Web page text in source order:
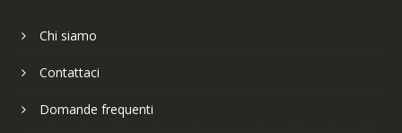
Chi siamo
Contattaci
Domande frequenti